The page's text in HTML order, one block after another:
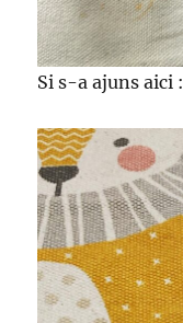
Si s-a ajuns aici :